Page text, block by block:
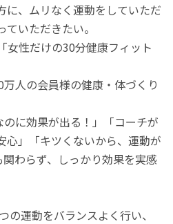
に、ムリなく運動をしていただ
いただきたい。
女性だけの30分健康フィット
人の会員様の健康・体づくり
に効果が出る！」「コーチが
心」「キツくないから、運動が
わらず、しっかり効果を実感
の運動をバランスよく行い、